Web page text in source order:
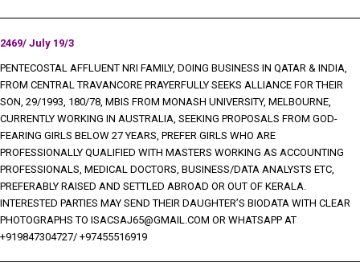
2469/ July 19/3
PENTECOSTAL AFFLUENT NRI FAMILY, DOING BUSINESS IN QATAR & INDIA,
FROM CENTRAL TRAVANCORE PRAYERFULLY SEEKS ALLIANCE FOR THEIR
SON, 29/1993, 180/78, MBIS FROM MONASH UNIVERSITY, MELBOURNE,
CURRENTLY WORKING IN AUSTRALIA, SEEKING PROPOSALS FROM GOD-
FEARING GIRLS BELOW 27 YEARS, PREFER GIRLS WHO ARE
PROFESSIONALLY QUALIFIED WITH MASTERS WORKING AS ACCOUNTING
PROFESSIONALS, MEDICAL DOCTORS, BUSINESS/DATA ANALYSTS ETC,
PREFERABLY RAISED AND SETTLED ABROAD OR OUT OF KERALA.
INTERESTED PARTIES MAY SEND THEIR DAUGHTER’S BIODATA WITH CLEAR
PHOTOGRAPHS TO ISACSAJ65@GMAIL.COM OR WHATSAPP AT
+919847304727/ +97455516919